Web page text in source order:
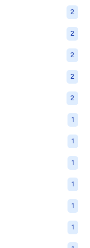
2
2
2
2
2
1
1
1
1
1
1